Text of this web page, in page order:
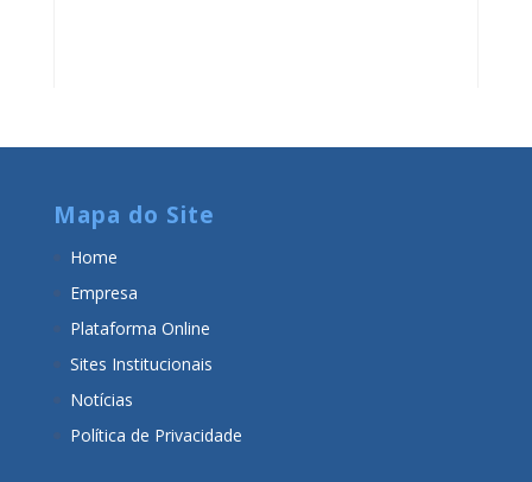
Mapa do Site
Home
Empresa
Plataforma Online
Sites Institucionais
Notícias
Política de Privacidade